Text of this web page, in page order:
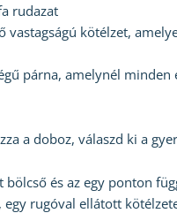
rudazat
vastagságú kötélzet,
párna, amelynél
a doboz, válaszd ki a
bölcső és az egy ponton
rugóval ellátott